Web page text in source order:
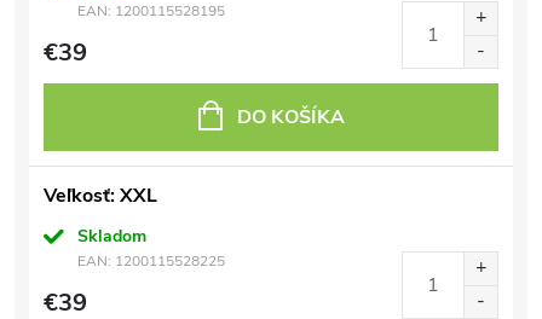
EAN: 1200115528195
€39
DO KOŠÍKA
Veľkosť: XXL
Skladom
EAN: 1200115528225
€39